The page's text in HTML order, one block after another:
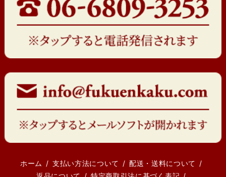
ホーム 支払い方法について
配送・送料について